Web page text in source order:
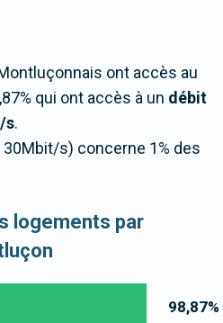
ont accès au
qui ont accès à un débit
s.
s) concerne 1% des
logements par
98,87%